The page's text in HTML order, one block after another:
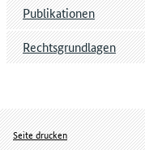
Publikationen
Rechtsgrundlagen
Seite drucken